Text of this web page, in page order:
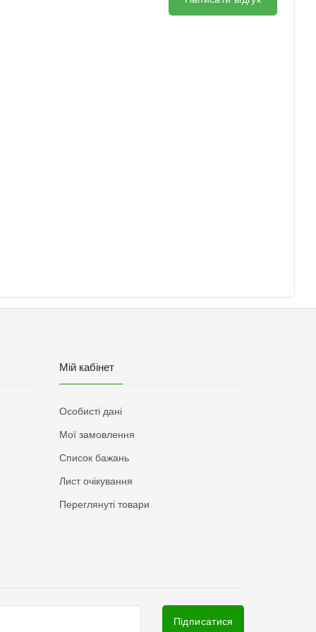
Мій кабінет
Особисті дані
Мої замовлення
Список бажань
Лист очікування
Переглянуті товари
Підписатися